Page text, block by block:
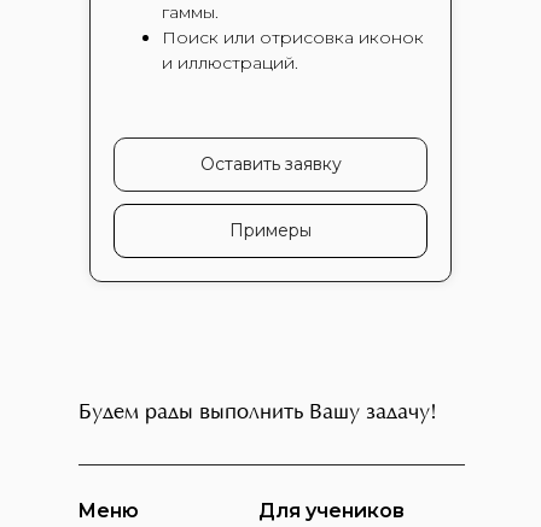
гаммы.
Поиск или отрисовка иконок
и иллюстраций.
Оставить заявку
Примеры
Будем рады выполнить Вашу задачу!
Для учеников
Меню